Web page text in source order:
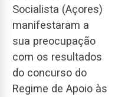
Socialista (Açores)
manifestaram a
sua preocupação
com os resultados
do concurso do
Regime de Apoio às